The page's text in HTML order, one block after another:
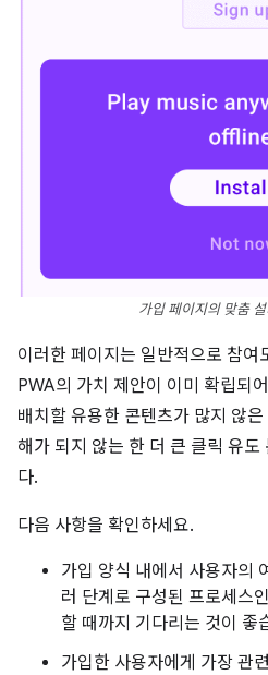
가입 페이지의 맞춤
이러한 페이지는 일반적으로 참여
PWA의 가치 제안이 이미 확립되
배치할 유용한 콘텐츠가 많지 않
해가 되지 않는 한 더 큰 클릭 유도
다.
다음 사항을 확인하세요.
가입 양식 내에서 사용자의
러 단계로 구성된 프로세스
할 때까지 기다리는 것이 좋
가입한 사용자에게 가장 관